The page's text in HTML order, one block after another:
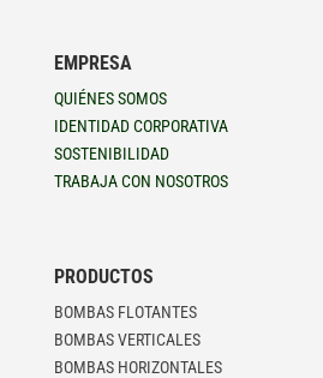
EMPRESA
QUIÉNES SOMOS
IDENTIDAD CORPORATIVA
SOSTENIBILIDAD
TRABAJA CON NOSOTROS
PRODUCTOS
BOMBAS FLOTANTES
BOMBAS VERTICALES
BOMBAS HORIZONTALES